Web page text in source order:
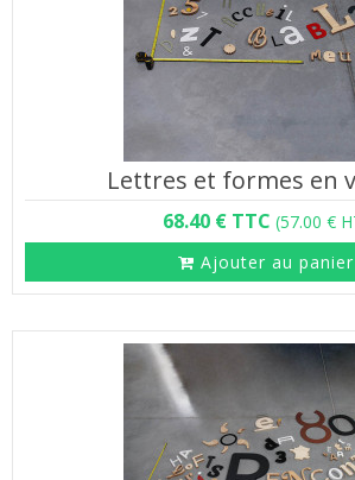
Lettres et formes en
68.40 € TTC (57.00 €
Ajouter au panier